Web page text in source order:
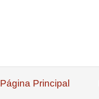
Página Principal